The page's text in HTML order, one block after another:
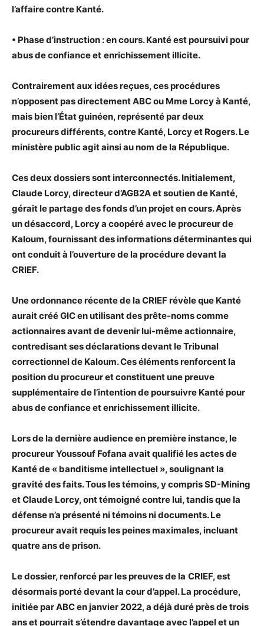
l’affaire contre Kanté.
• Phase d’instruction : en cours. Kanté est poursuivi pour
abus de confiance et enrichissement illicite.
Contrairement aux idées reçues, ces procédures
n’opposent pas directement ABC ou Mme Lorcy à Kanté,
mais bien l’État guinéen, représenté par deux
procureurs différents, contre Kanté, Lorcy et Rogers. Le
ministère public agit ainsi au nom de la République.
Ces deux dossiers sont interconnectés. Initialement,
Claude Lorcy, directeur d’AGB2A et soutien de Kanté,
gérait le partage des fonds d’un projet en cours. Après
un désaccord, Lorcy a coopéré avec le procureur de
Kaloum, fournissant des informations déterminantes qui
ont conduit à l’ouverture de la procédure devant la
CRIEF.
Une ordonnance récente de la CRIEF révèle que Kanté
aurait créé GIC en utilisant des prête-noms comme
actionnaires avant de devenir lui-même actionnaire,
contredisant ses déclarations devant le Tribunal
correctionnel de Kaloum. Ces éléments renforcent la
position du procureur et constituent une preuve
supplémentaire de l’intention de poursuivre Kanté pour
abus de confiance et enrichissement illicite.
Lors de la dernière audience en première instance, le
procureur Youssouf Fofana avait qualifié les actes de
Kanté de « banditisme intellectuel », soulignant la
gravité des faits. Tous les témoins, y compris SD-Mining
et Claude Lorcy, ont témoigné contre lui, tandis que la
défense n’a présenté ni témoins ni documents. Le
procureur avait requis les peines maximales, incluant
quatre ans de prison.
Le dossier, renforcé par les preuves de la CRIEF, est
désormais porté devant la cour d’appel. La procédure,
initiée par ABC en janvier 2022, a déjà duré près de trois
ans et pourrait s’étendre davantage avec l’appel et un